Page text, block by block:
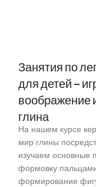
Занятия по
для детей –
воображение
глина
На нашем курсе
мир глины
изучаем основные
формовку
формирование